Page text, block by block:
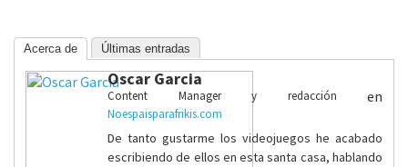
Acerca de Últimas entradas
Oscar Garcia
Content Manager y redacción en
Noespaisparafrikis.com
De tanto gustarme los videojuegos he acabado
escribiendo de ellos en esta santa casa, hablando